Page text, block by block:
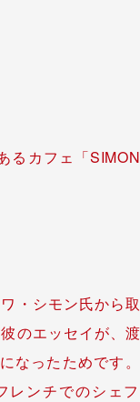
るカフェ「
・シモン氏から
のエッセイが、
なったためです
レンチでのシェ